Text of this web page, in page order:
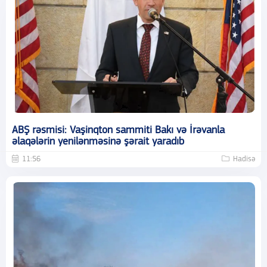
ABŞ rəsmisi: Vaşinqton sammiti Bakı və İrəvanla
əlaqələrin yenilənməsinə şərait yaradıb
11:56 Hadisə